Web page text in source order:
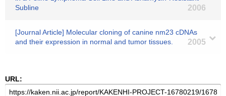
Subline
2006
[Journal Article] Molecular cloning of canine nm23 cDNAs
and their expression in normal and tumor tissues.
2005
URL: